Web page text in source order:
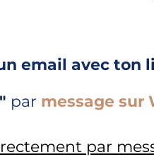
email avec ton
par message sur
par